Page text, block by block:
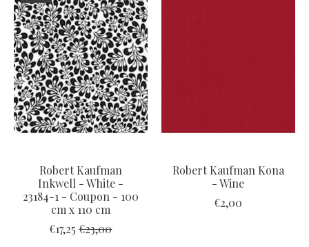
Robert Kaufman
Inkwell - White -
23184-1 - Coupon - 100
cm x 110 cm
€17,25 €23,00
Robert Kaufman Kona
- Wine
€2,00